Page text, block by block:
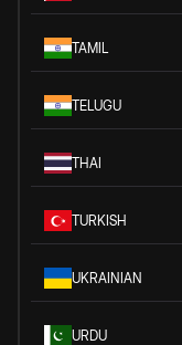
TAMIL
TELUGU
THAI
TURKISH
UKRAINIAN
URDU